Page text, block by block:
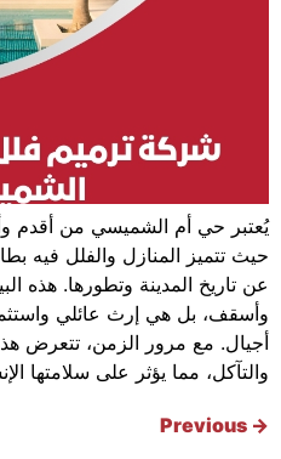
يُعتبر حي أم الشميسي من أقدم
حيث تتميز المنازل والفلل فيه
عن تاريخ المدينة وتطورها. هذه
وأسقف، بل هي إرث عائلي
أجيال. مع مرور الزمن، تتعرض
والتآكل، مما يؤثر على سلامتها
→